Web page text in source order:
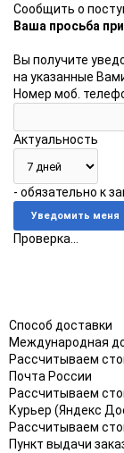
Сообщить о
Ваша просьба
Вы получите
на указанные
Номер моб.
Актуальность
- обязательно к
Проверка...
Способ доставки
Международная
Рассчитываем
Почта России
Рассчитываем
Курьер (Яндекс
Рассчитываем
Пункт выдачи